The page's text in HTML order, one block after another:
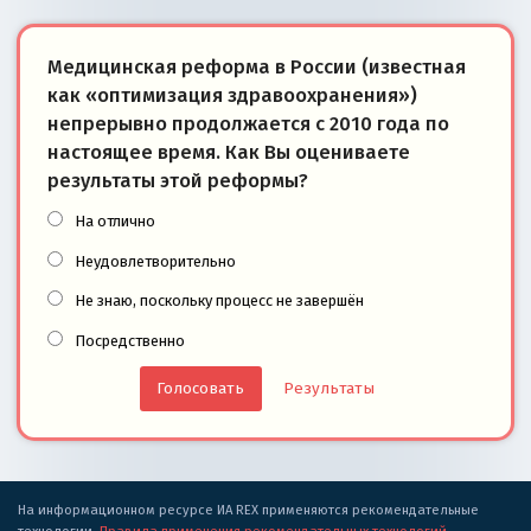
Медицинская реформа в России (известная
как «оптимизация здравоохранения»)
непрерывно продолжается с 2010 года по
настоящее время. Как Вы оцениваете
результаты этой реформы?
На отлично
Неудовлетворительно
Не знаю, поскольку процесс не завершён
Посредственно
Результаты
На информационном ресурсе ИА REX применяются рекомендательные